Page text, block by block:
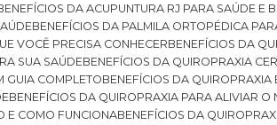
BENEFÍCIOS DA ACUPUNTURA RJ PARA SAÚDE E
BENEFÍCIOS DA PALMILA ORTOPÉDICA
VOCÊ PRECISA CONHECER
BENEFÍCIOS DA
SUA SAÚDE
BENEFÍCIOS DA QUIROPRAXIA
GUIA COMPLETO
BENEFÍCIOS DA QUIROPRAXIA
BENEFÍCIOS DA QUIROPRAXIA PARA ALIVIAR O
E COMO FUNCIONA
BENEFÍCIOS DA